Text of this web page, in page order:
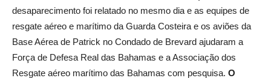
desaparecimento foi relatado no mesmo dia e as equipes de
resgate aéreo e marítimo da Guarda Costeira e os aviões da
Base Aérea de Patrick no Condado de Brevard ajudaram a
Força de Defesa Real das Bahamas e a Associação dos
Resgate aéreo marítimo das Bahamas com pesquisa. O